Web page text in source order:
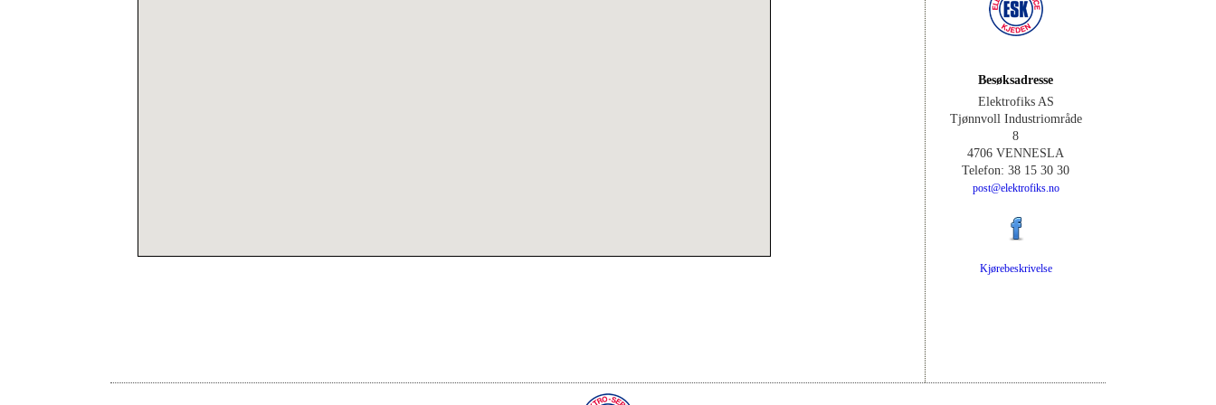
Besøksadresse
Elektrofiks AS
Tjønnvoll Industriområde
8
4706 VENNESLA
Telefon: 38 15 30 30
post@elektrofiks.no
Kjørebeskrivelse